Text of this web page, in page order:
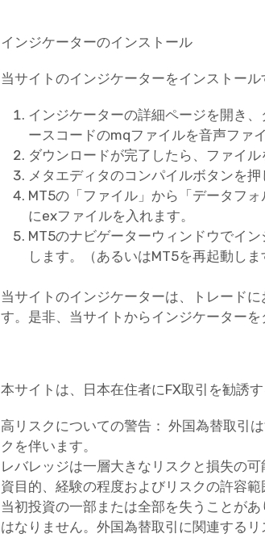
インジケーターのインストール
当サイトのインジケーターをインストー
インジケーターの詳細ページを開き
ースコードのmqファイルを音声ファ
ダウンロードが完了したら、ファイ
メタエディタのコンパイルボタンを
MT5の「ファイル」から「データフ
にexファイルを入れます。
MT5のナビゲーターウィンドウでイ
します。（あるいはMT5を再起動しま
当サイトのインジケーターは、トレード
す。是非、当サイトからインジケーター
本サイトは、日本在住者にFX取引を勧誘
高リスクについての警告： 外国為替取引
クを伴います。
レバレッジは一層大きなリスクと損失の
資目的、経験の程度およびリスクの許容範
当初投資の一部または全部を失うことが
はなりません。外国為替取引に関連する